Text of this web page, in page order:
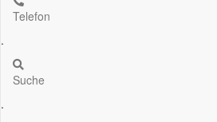
Telefon
.
Suche
.